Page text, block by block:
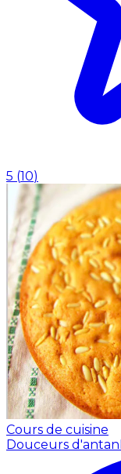
5 (10)
Cours de cuisine
Douceurs d'antan